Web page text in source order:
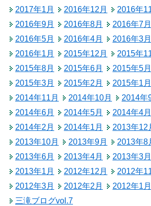
2017年1月
2016年12月 2016年
2016年9月
2016年8月 2016年7月
2016年5月
2016年4月 2016年3月
2016年1月
2015年12月 2015年
2015年8月
2015年6月 2015年5月
2015年3月
2015年2月 2015年1月
2014年11月
2014年10月 2014年
2014年6月
2014年5月 2014年4月
2014年2月
2014年1月 2013年12
2013年10月
2013年9月 2013年8
2013年6月
2013年4月 2013年3月
2013年1月
2012年12月 2012年
2012年3月
2012年2月 2012年1月
三滝ブログvol.7